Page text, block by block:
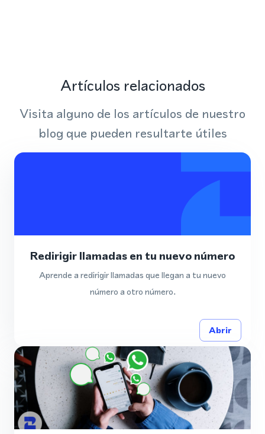
Artículos relacionados
Visita alguno de los artículos de nuestro
blog que pueden resultarte útiles
Redirigir llamadas en tu nuevo número
Aprende a redirigir llamadas que llegan a tu nuevo
número a otro número.
Abrir